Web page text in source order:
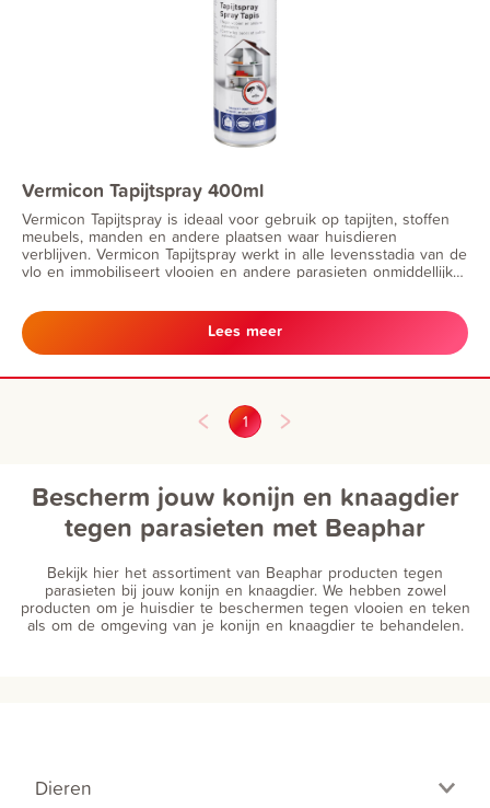
Vermicon Tapijtspray 400ml
Vermicon Tapijtspray is ideaal voor gebruik op tapijten, stoffen
meubels, manden en andere plaatsen waar huisdieren
verblijven. Vermicon Tapijtspray werkt in alle levensstadia van de
vlo en immobiliseert vlooien en andere parasieten onmiddellijk
Tapijtspray heeft een nawerking van twee weken. Dit product
bevat geen chemische insecticiden.
Lees meer
1
Bescherm jouw konijn en knaagdier
tegen parasieten met Beaphar
Bekijk hier het assortiment van Beaphar producten tegen
parasieten bij jouw konijn en knaagdier. We hebben zowel
producten om je huisdier te beschermen tegen vlooien en teken
als om de omgeving van je konijn en knaagdier te behandelen.
Dieren